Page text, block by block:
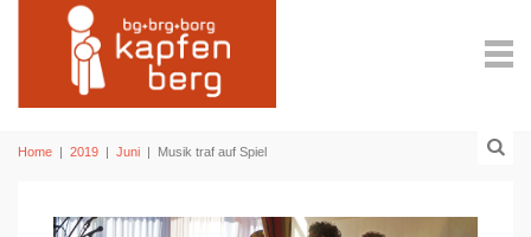
Home | 2019 | Juni | Musik traf auf Spiel